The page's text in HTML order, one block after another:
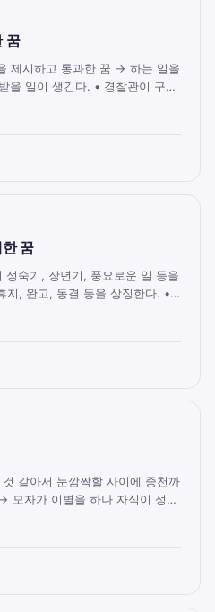
꿈
제시하고 통과한 꿈 → 하는 일을
을 일이 생긴다. • 경찰관이 구속
꿈
숙기, 장년기, 풍요로운 일 등을
, 완고, 동결 등을 상징한다. •
같아서 눈깜짝할 사이에 중천까
모자가 이별을 하나 자식이 성공